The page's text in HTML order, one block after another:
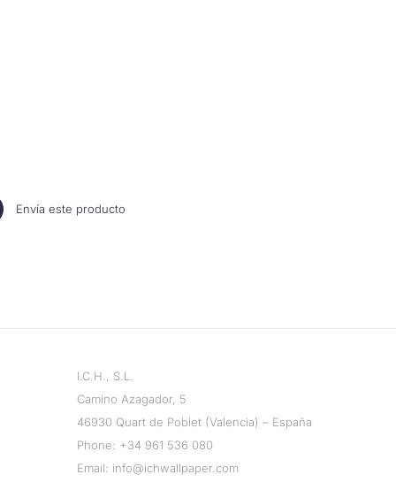
Envía este producto
I.C.H., S.L.
Camino Azagador, 5
46930 Quart de Poblet (Valencia) – España
Phone: +34 961 536 080
Email: info@ichwallpaper.com